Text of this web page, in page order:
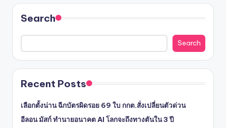
Search
Search
Recent Posts
เลือกตั้งน่าน ฉีกบัตรผิดรอย 69 ใบ กกต.สั่งเปลี่ยนตัวด่วน
อีลอน มัสก์ ทำนายอนาคต AI โลกจะถึงทางตันใน 3 ปี